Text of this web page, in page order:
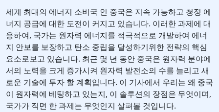
세계 최대의 에너지 소비국 인 중국은 지속 가능하고 청정 에
너지 공급에 대한 도전이 커지고 있습니다. 이러한 과제에 대
응하여, 국가는 원자력 에너지를 적극적으로 개발하여 에너
지 안보를 보장하고 탄소 중립을 달성하기위한 전략의 핵심
요소로보고 있습니다. 최근 몇 년 동안 중국은 원자력 분야에
서의 노력을 크게 증가시켜 원자력 발전소의 수를 늘리고 새
로운 기술에 투자 할 계획입니다. 이 기사에서 우리는 왜 중국
이 원자력에 베팅하고 있는지, 이 솔루션의 장점은 무엇이며,
국가가 직면 한 과제는 무엇인지 살펴볼 것입니다.